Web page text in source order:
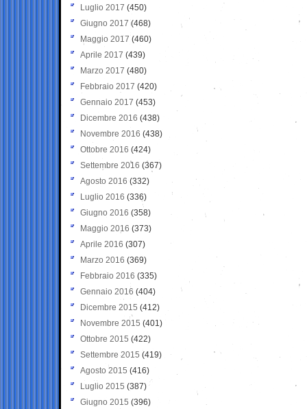
Luglio 2017 (450)
Giugno 2017 (468)
Maggio 2017 (460)
Aprile 2017 (439)
Marzo 2017 (480)
Febbraio 2017 (420)
Gennaio 2017 (453)
Dicembre 2016 (438)
Novembre 2016 (438)
Ottobre 2016 (424)
Settembre 2016 (367)
Agosto 2016 (332)
Luglio 2016 (336)
Giugno 2016 (358)
Maggio 2016 (373)
Aprile 2016 (307)
Marzo 2016 (369)
Febbraio 2016 (335)
Gennaio 2016 (404)
Dicembre 2015 (412)
Novembre 2015 (401)
Ottobre 2015 (422)
Settembre 2015 (419)
Agosto 2015 (416)
Luglio 2015 (387)
Giugno 2015 (396)